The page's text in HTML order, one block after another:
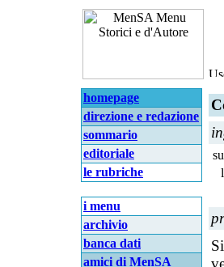
homepage
direzione e redazione
sommario
editoriale
le rubriche
i menu
archivio
banca dati
amici di MenSA